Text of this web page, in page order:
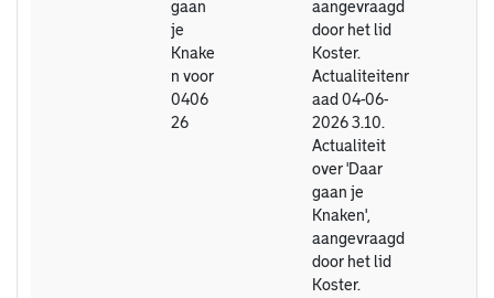
gaan
je
Knake
n voor
0406
26
aangevraagd
door het lid
Koster.
Actualiteitenr
aad 04-06-
2026 3.10.
Actualiteit
over 'Daar
gaan je
Knaken',
aangevraagd
door het lid
Koster.